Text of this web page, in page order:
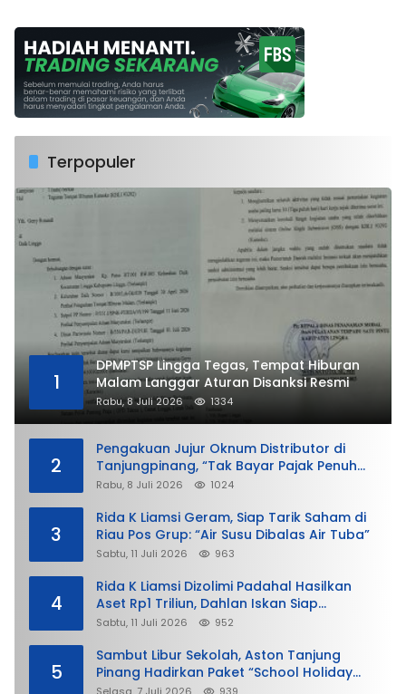
Terpopuler
1
DPMPTSP Lingga Tegas, Tempat Hiburan
Malam Langgar Aturan Disanksi Resmi
Rabu, 8 Juli 2026 1334
2
Pengakuan Jujur Oknum Distributor di
Tanjungpinang, “Tak Bayar Pajak Penuh
demi Untung”
Rabu, 8 Juli 2026 1024
3
Rida K Liamsi Geram, Siap Tarik Saham di
Riau Pos Grup: “Air Susu Dibalas Air Tuba”
Sabtu, 11 Juli 2026 963
4
Rida K Liamsi Dizolimi Padahal Hasilkan
Aset Rp1 Triliun, Dahlan Iskan Siap
Membela
Sabtu, 11 Juli 2026 952
5
Sambut Libur Sekolah, Aston Tanjung
Pinang Hadirkan Paket “School Holiday
Getaway”